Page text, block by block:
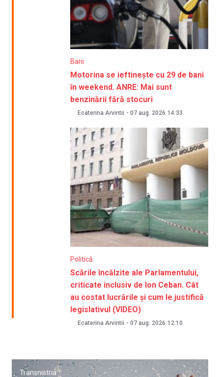
Bani
Motorina se ieftinește cu 29 de bani
în weekend. ANRE: Mai sunt
benzinării fără stocuri
Ecaterina Arvintii - 07 aug. 2026 14:33
Politică
Scările încălzite ale Parlamentului,
criticate inclusiv de Ion Ceban. Cât
au costat lucrările și cum le justifică
legislativul (VIDEO)
Ecaterina Arvintii - 07 aug. 2026 12:10
Transnistria